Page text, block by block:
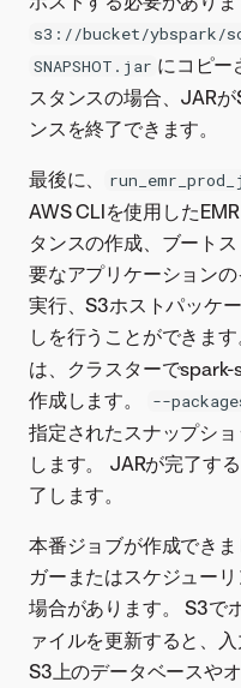
s3://bucket/ybspark/
SNAPSHOT.jar にコピー
スタンスの場合、JAR
ンスを終了できます。
最後に、
AWS CLIを使用した
タンスの作成、ブート
要なアプリケーション
実行、S3ホストパッケ
しを行うことができま
は、クラスターで
作成します。
--
指定されたスナップシ
します。 JARが完了す
了します。
本番ジョブが作成でき
ガーまたはスケジュー
場合があります。 S3で
ァイルを更新すると、
S3上のデータベースや